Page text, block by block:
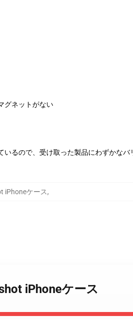
グネットがない
るので、受け取った製品にわずかなバ
iPhoneケース,
iPhoneケース